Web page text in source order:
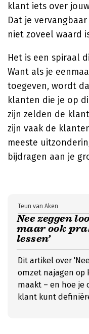
klant iets over
Dat je
niet zoveel waard
Het is een spiraal
Want als je
toegeven, wordt
klanten die je op
zijn zelden de
zijn vaak de
meeste
bijdragen aan je
Nee zeggen
maar ook
lessen’
Teun van Aken
Dit artikel over
omzet najagen op
maakt – en hoe je
klant kunt